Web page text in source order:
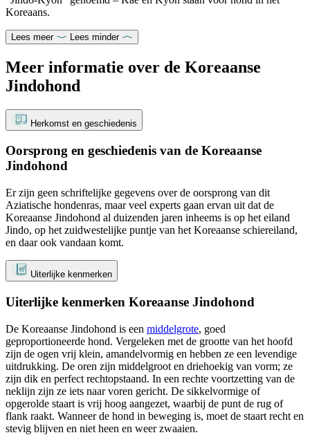
Koreaans.
Lees meer Lees minder
Meer informatie over de Koreaanse
Jindohond
Herkomst en geschiedenis
Oorsprong en geschiedenis van de Koreaanse
Jindohond
Er zijn geen schriftelijke gegevens over de oorsprong van dit
Aziatische hondenras, maar veel experts gaan ervan uit dat de
Koreaanse Jindohond al duizenden jaren inheems is op het eiland
Jindo, op het zuidwestelijke puntje van het Koreaanse schiereiland,
en daar ook vandaan komt.
Uiterlijke kenmerken
Uiterlijke kenmerken Koreaanse Jindohond
De Koreaanse Jindohond is een middelgrote, goed
geproportioneerde hond. Vergeleken met de grootte van het hoofd
zijn de ogen vrij klein, amandelvormig en hebben ze een levendige
uitdrukking. De oren zijn middelgroot en driehoekig van vorm; ze
zijn dik en perfect rechtopstaand. In een rechte voortzetting van de
neklijn zijn ze iets naar voren gericht. De sikkelvormige of
opgerolde staart is vrij hoog aangezet, waarbij de punt de rug of
flank raakt. Wanneer de hond in beweging is, moet de staart recht en
stevig blijven en niet heen en weer zwaaien.